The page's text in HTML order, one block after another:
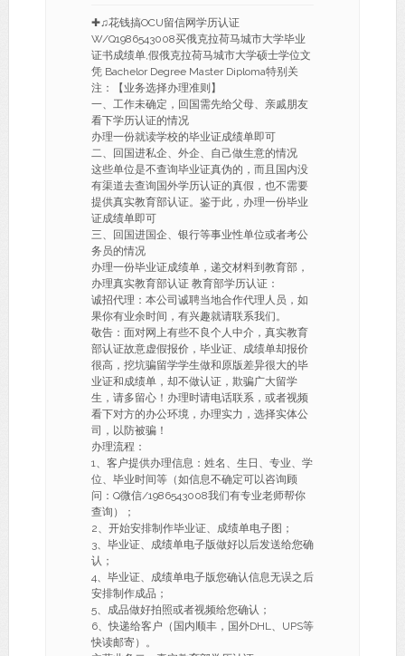
✚♫花钱搞OCU留信网学历认证
W/Q1986543008买俄克拉荷马城市大学毕业
证书成绩单,假俄克拉荷马城市大学硕士学位文
凭 Bachelor Degree Master Diploma特别关
注：【业务选择办理准则】
一、工作未确定，回国需先给父母、亲戚朋友
看下学历认证的情况
办理一份就读学校的毕业证成绩单即可
二、回国进私企、外企、自己做生意的情况
这些单位是不查询毕业证真伪的，而且国内没
有渠道去查询国外学历认证的真假，也不需要
提供真实教育部认证。鉴于此，办理一份毕业
证成绩单即可
三、回国进国企、银行等事业性单位或者考公
务员的情况
办理一份毕业证成绩单，递交材料到教育部，
办理真实教育部认证 教育部学历认证：
诚招代理：本公司诚聘当地合作代理人员，如
果你有业余时间，有兴趣就请联系我们。
敬告：面对网上有些不良个人中介，真实教育
部认证故意虚假报价，毕业证、成绩单却报价
很高，挖坑骗留学学生做和原版差异很大的毕
业证和成绩单，却不做认证，欺骗广大留学
生，请多留心！办理时请电话联系，或者视频
看下对方的办公环境，办理实力，选择实体公
司，以防被骗！
办理流程：
1、客户提供办理信息：姓名、生日、专业、学
位、毕业时间等（如信息不确定可以咨询顾
问：Q微信/1986543008我们有专业老师帮你
查询）；
2、开始安排制作毕业证、成绩单电子图；
3、毕业证、成绩单电子版做好以后发送给您确
认；
4、毕业证、成绩单电子版您确认信息无误之后
安排制作成品；
5、成品做好拍照或者视频给您确认；
6、快递给客户（国内顺丰，国外DHL、UPS等
快读邮寄）。